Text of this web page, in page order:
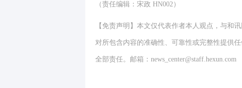
（责任编辑：宋政 HN002）
【免责声明】本文仅代表作者本人观点，与和
对所包含内容的准确性、可靠性或完整性提供
全部责任。邮箱：news_center@staff.hexun.com